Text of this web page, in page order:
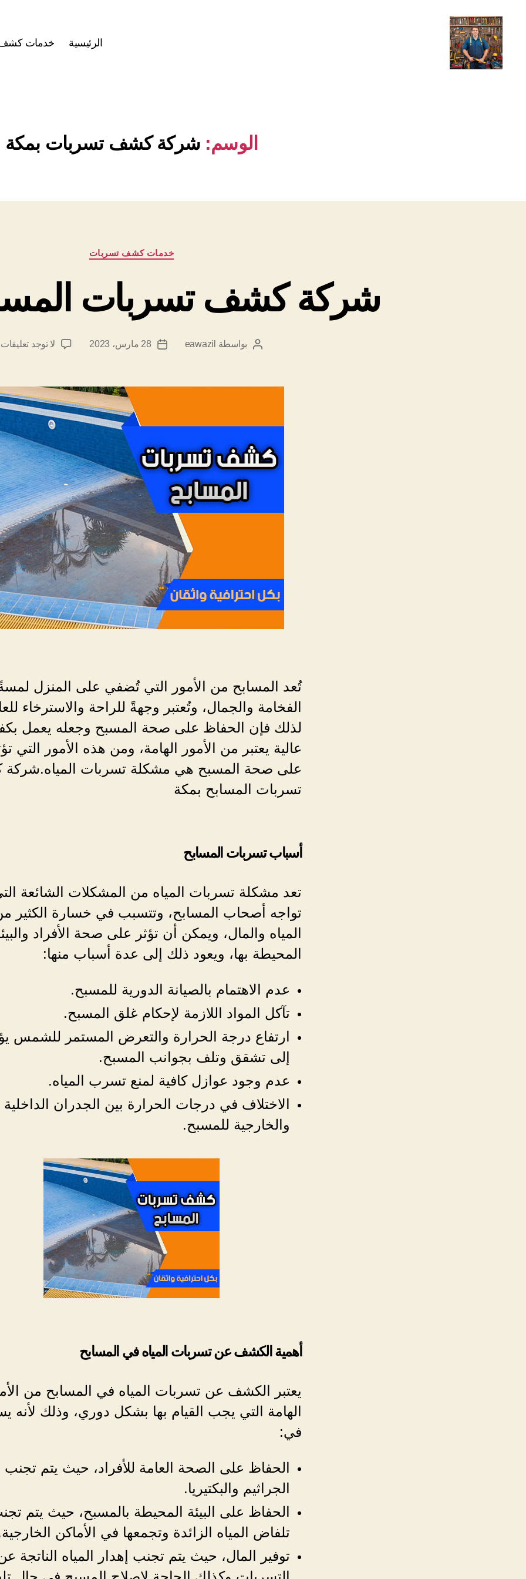
الرئيسية خدمات كشف
الوسم: شركة كشف تسربات بمكة
التصنيفات
خدمات كشف تسربات
شركة كشف تسربات
كاتببواسطة eawazil
تاريخ28 مارس، 2023 لا توجد تعليقات
تُعد المسابح من الأمور التي تُضفي على المنزل
الفخامة والجمال، وتُعتبر وجهةً للراحة والاسترخاء
لذلك فإن الحفاظ على صحة المسبح وجعله يعمل
عالية يعتبر من الأمور الهامة، ومن هذه الأمور التي
على صحة المسبح هي مشكلة تسربات
تسربات المسابح بمكة
أسباب تسربات المسابح
تعد مشكلة تسربات المياه من المشكلات الشائعة
تواجه أصحاب المسابح، وتتسبب في خسارة الكثير
المياه والمال، ويمكن أن تؤثر على صحة الأفراد
المحيطة بها، ويعود ذلك إلى عدة أسباب منها:
عدم الاهتمام بالصيانة الدورية للمسبح.
تآكل المواد اللازمة لإحكام غلق المسبح.
ارتفاع درجة الحرارة والتعرض المستمر للشمس
إلى تشقق وتلف بجوانب المسبح.
عدم وجود عوازل كافية لمنع تسرب المياه.
الاختلاف في درجات الحرارة بين الجدران الداخلية
والخارجية للمسبح.
أهمية الكشف عن تسربات المياه في المسابح
يعتبر الكشف عن تسربات المياه في المسابح من
الهامة التي يجب القيام بها بشكل دوري، وذلك لأنه
في:
الحفاظ على الصحة العامة للأفراد، حيث يتم تجنب
الجراثيم والبكتيريا.
الحفاظ على البيئة المحيطة بالمسبح، حيث يتم
تلفاض المياه الزائدة وتجمعها في الأماكن
توفير المال، حيث يتم تجنب إهدار المياه الناتجة